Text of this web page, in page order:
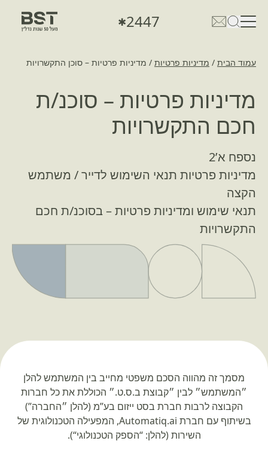
פתיחת טופס חיפוש
פתח את דף פרטי הקשר
2447
✱
עמוד הבית / מדיניות פרטיות / מדיניות פרטיות – סוכן התקשרויות
מדיניות פרטיות – סוכנ/ת
חכם התקשרויות
נספח א’2
מדיניות פרטיות תנאי השימוש לדייר / משתמש
הקצה
תנאי שימוש ומדיניות פרטיות – בסוכנ/ת חכם
התקשרויות
מסמך זה מהווה הסכם משפטי מחייב בין המשתמש להלן
״המשתמש״ לבין ״קבוצת ב.ס.ט.״ הכוללת את כל חברות
הקבוצה לרבות חברת בסט ייזום בע”מ (להלן ״החברה”)
בשיתוף עם חברת Automatiq.ai, המפעילה הטכנולוגית של
השירות (להלן: “הספק הטכנולוגי“).